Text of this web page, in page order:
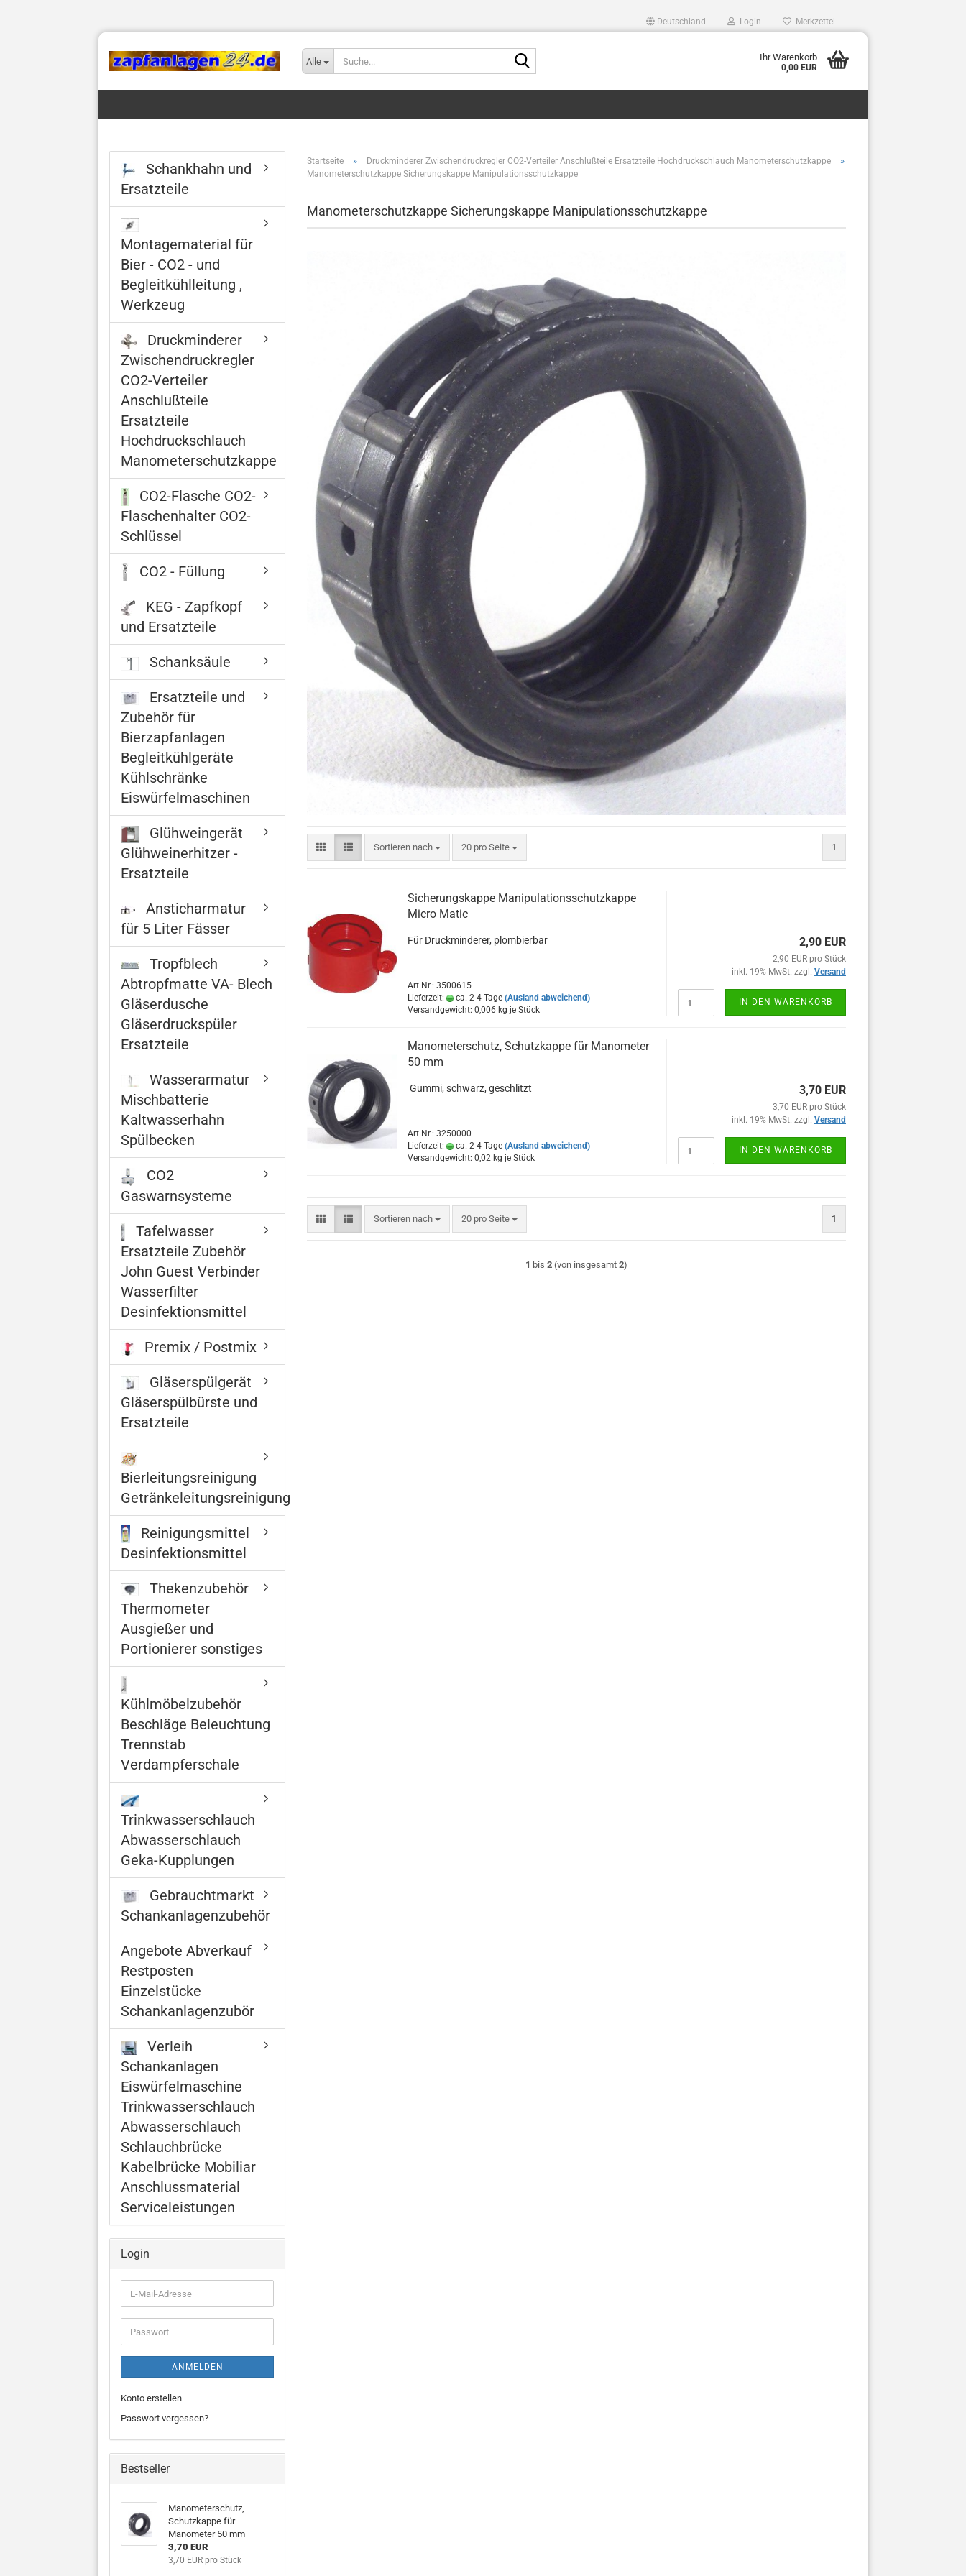
Deutschland Login Merkzettel
Alle Ihr Warenkorb
0,00 EUR
Startseite » Druckminderer Zwischendruckregler CO2-Verteiler Anschlußteile Ersatzteile Hochdruckschlauch Manometerschutzkappe »
Manometerschutzkappe Sicherungskappe Manipulationsschutzkappe
Manometerschutzkappe Sicherungskappe Manipulationsschutzkappe
Sortieren nach
Sortieren nach 20 pro Seite
pro Seite 1
Sicherungskappe Manipulationsschutzkappe
Micro Matic
Für Druckminderer, plombierbar
Art.Nr.: 3500615
Lieferzeit:
ca. 2-4 Tage (Ausland abweichend)
Versandgewicht: 0,006 kg je Stück
2,90 EUR
2,90 EUR pro Stück
inkl. 19% MwSt. zzgl. Versand
IN DEN WARENKORB
Manometerschutz, Schutzkappe für Manometer
50 mm
Gummi, schwarz, geschlitzt
Art.Nr.: 3250000
Lieferzeit:
ca. 2-4 Tage (Ausland abweichend)
Versandgewicht: 0,02 kg je Stück
3,70 EUR
3,70 EUR pro Stück
inkl. 19% MwSt. zzgl. Versand
IN DEN WARENKORB
Sortieren nach
Sortieren nach 20 pro Seite
pro Seite 1
1 bis 2 (von insgesamt 2)
Schankhahn und
Ersatzteile
Montagematerial für
Bier - CO2 - und
Begleitkühlleitung ,
Werkzeug
Druckminderer
Zwischendruckregler
CO2-Verteiler
Anschlußteile
Ersatzteile
Hochdruckschlauch
Manometerschutzkappe
CO2-Flasche CO2-
Flaschenhalter CO2-
Schlüssel
CO2 - Füllung
KEG - Zapfkopf
und Ersatzteile
Schanksäule
Ersatzteile und
Zubehör für
Bierzapfanlagen
Begleitkühlgeräte
Kühlschränke
Eiswürfelmaschinen
Glühweingerät
Glühweinerhitzer -
Ersatzteile
Ansticharmatur
für 5 Liter Fässer
Tropfblech
Abtropfmatte VA- Blech
Gläserdusche
Gläserdruckspüler
Ersatzteile
Wasserarmatur
Mischbatterie
Kaltwasserhahn
Spülbecken
CO2
Gaswarnsysteme
Tafelwasser
Ersatzteile Zubehör
John Guest Verbinder
Wasserfilter
Desinfektionsmittel
Premix / Postmix
Gläserspülgerät
Gläserspülbürste und
Ersatzteile
Bierleitungsreinigung
Getränkeleitungsreinigung
Reinigungsmittel
Desinfektionsmittel
Thekenzubehör
Thermometer
Ausgießer und
Portionierer sonstiges
Kühlmöbelzubehör
Beschläge Beleuchtung
Trennstab
Verdampferschale
Trinkwasserschlauch
Abwasserschlauch
Geka-Kupplungen
Gebrauchtmarkt
Schankanlagenzubehör
Angebote Abverkauf
Restposten
Einzelstücke
Schankanlagenzubör
Verleih
Schankanlagen
Eiswürfelmaschine
Trinkwasserschlauch
Abwasserschlauch
Schlauchbrücke
Kabelbrücke Mobiliar
Anschlussmaterial
Serviceleistungen
Login
E-
Mail-
Adresse
Passwort
ANMELDEN
Konto erstellen
Passwort vergessen?
Bestseller
Manometerschutz,
Schutzkappe für
Manometer 50 mm
3,70 EUR
3,70 EUR pro Stück